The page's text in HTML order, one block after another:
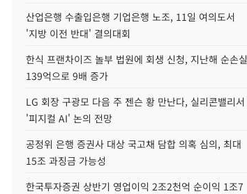
산업은행 수출입은행 기업은행 노조, 11일 여의도서
'지방 이전 반대' 결의대회
한식 프랜차이즈 놀부 법원에 회생 신청, 지난해 순손실
139억으로 9배 증가
LG 회장 구광모 다음 주 젠슨 황 만난다, 실리콘밸리서
'피지컬 AI' 논의 전망
공정위 은행 증권사 대상 국고채 담합 의혹 심의, 최대
15조 과징금 가능성
한국투자증권 상반기 영업이익 2조2천억 순이익 1조7